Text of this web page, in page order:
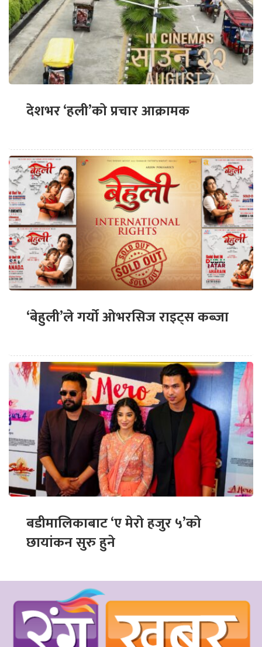
देशभर ‘हली’को प्रचार आक्रामक
‘बेहुली’ले गर्यो ओभरसिज राइट्स कब्जा
बडीमालिकाबाट ‘ए मेरो हजुर ५’को
छायांकन सुरु हुने